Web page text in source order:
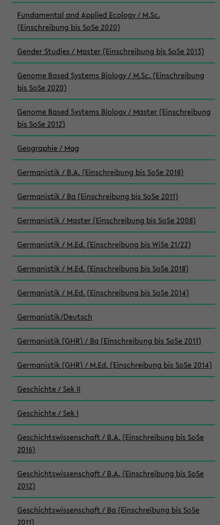
Fundamental and Applied Ecology / M.Sc.
(Einschreibung bis SoSe 2020)
Gender Studies / Master (Einschreibung bis SoSe 2013)
Genome Based Systems Biology / M.Sc. (Einschreibung
bis SoSe 2020)
Genome Based Systems Biology / Master (Einschreibung
bis SoSe 2012)
Geographie / Mag
Germanistik / B.A. (Einschreibung bis SoSe 2018)
Germanistik / Ba (Einschreibung bis SoSe 2011)
Germanistik / Master (Einschreibung bis SoSe 2008)
Germanistik / M.Ed. (Einschreibung bis WiSe 21/22)
Germanistik / M.Ed. (Einschreibung bis SoSe 2018)
Germanistik / M.Ed. (Einschreibung bis SoSe 2014)
Germanistik/Deutsch
Germanistik (GHR) / Ba (Einschreibung bis SoSe 2011)
Germanistik (GHR) / M.Ed. (Einschreibung bis SoSe 2014)
Geschichte / Sek II
Geschichte / Sek I
Geschichtswissenschaft / B.A. (Einschreibung bis SoSe
2016)
Geschichtswissenschaft / B.A. (Einschreibung bis SoSe
2012)
Geschichtswissenschaft / Ba (Einschreibung bis SoSe
2011)